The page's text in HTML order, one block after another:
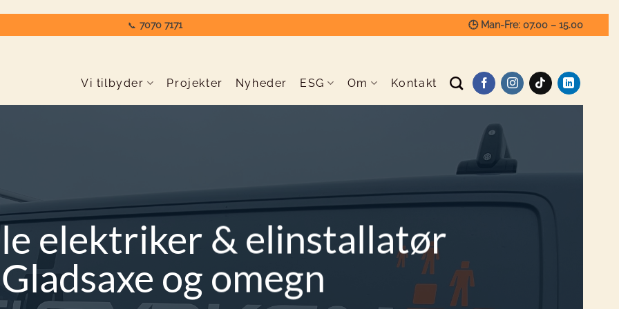
📞 7070 7171 🕒 Man-Fre: 07.00 – 15.00
Vi tilbyder Projekter Nyheder ESG Om Kontakt
elektriker & elinstallatør
og omegn